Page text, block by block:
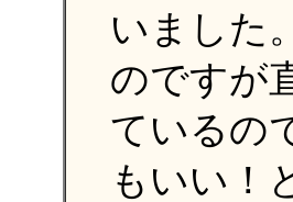
いました
のですが
ているの
もいい！